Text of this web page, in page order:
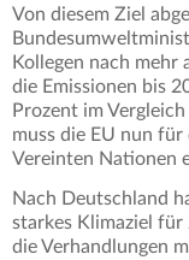
Von diesem Ziel
Kollegen nach mehr
die Emissionen bis
Prozent im
muss die EU nun
Vereinten Nationen
Nach Deutschland
starkes Klimaziel
die Verhandlungen